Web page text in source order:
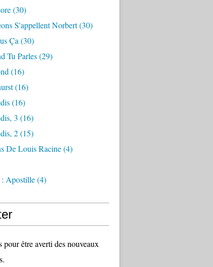
(30)
S'appellent Norbert(30)
Ça (30)
Tu Parles(29)
(16)
(16)
(16)
3 (16)
2(15)
De Louis Racine(4)
: Apostille(4)
pour être averti des nouveaux